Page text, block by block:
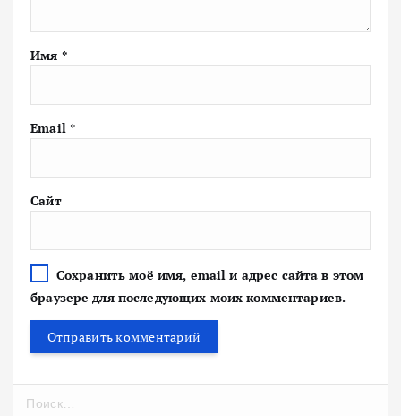
Имя *
Email *
Сайт
Сохранить моё имя, email и адрес сайта в этом
браузере для последующих моих комментариев.